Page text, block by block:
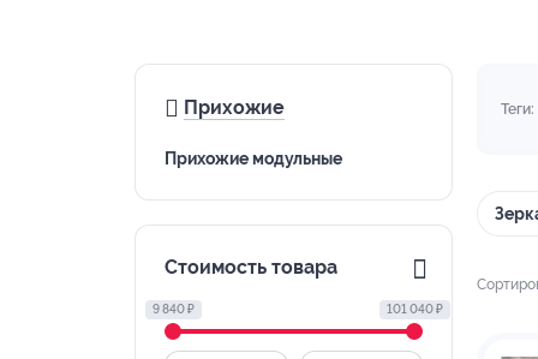
Прихожие
Прихожие модульные
Стоимость товара
9 840 ₽ 101 040 ₽
Теги: